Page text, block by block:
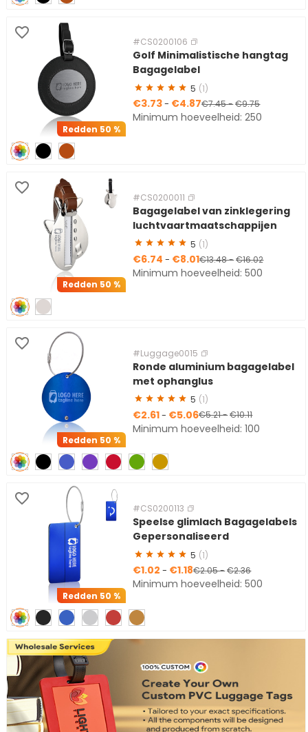
Redden 50 %
#CS0200106
Golf Minimalistische hangtag
Bagagelabel
5 (1)
€3.73- €4.87€7.45-€9.75
Minimum hoeveelheid: 250
Redden 50 %
#CS0200011
Bagagelabel van zinklegering
luchtvaartmaatschappijen
5 (1)
€6.74- €8.01€13.48-€16.02
Minimum hoeveelheid: 500
Redden 50 %
#Luggage0015
Ronde aluminium bagagelabel
met ophanglus
5 (1)
€2.61- €5.06€5.21-€10.11
Minimum hoeveelheid: 100
Redden 50 %
#CS0200113
Speelse glimlach Bagagelabels
Gepersonaliseerd
5 (1)
€1.02- €1.18€2.05-€2.36
Minimum hoeveelheid: 500